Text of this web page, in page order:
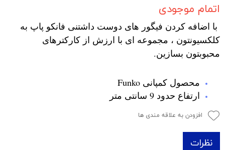
اتمام موجودی
با اضافه کردن فیگور های دوست داشتنی فانکو پاپ به
کلکسیونتون ، مجموعه ای با ارزش از کارکترهای
محبوبتون بسازین.
محصول کمپانی Funko
ارتفاع حدود 9 سانتی متر
افزودن به علاقه مندی ها
نظرات